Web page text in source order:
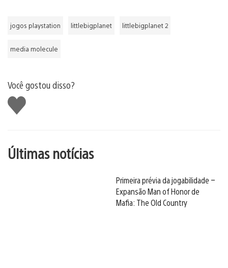
jogos playstation littlebigplanet littlebigplanet 2
media molecule
Você gostou disso?
Curtir
Últimas notícias
Primeira prévia da jogabilidade –
Expansão Man of Honor de
Mafia: The Old Country